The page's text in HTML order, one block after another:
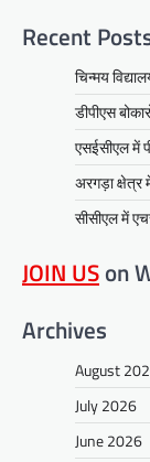
Recent
चिन्मय
डीपीएस
एसईसीएल में
अरगड़ा क्षेत्र
सीसीएल में
JOIN USon
Archives
August
July 2026
June 2026